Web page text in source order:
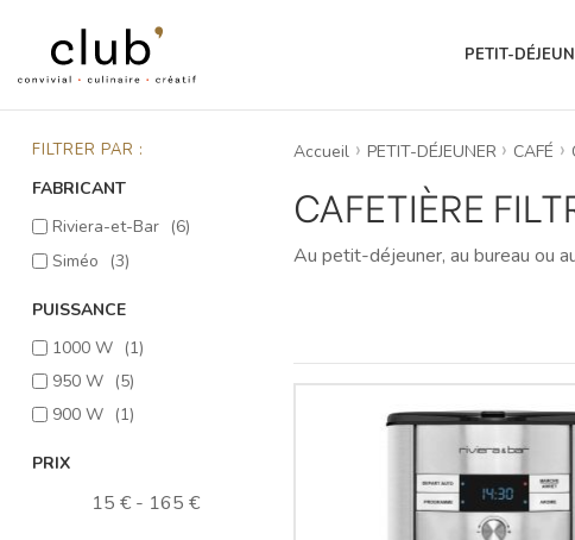
PETIT-
FILTRER PAR :
FABRICANT
Riviera-et-Bar (6)
Siméo
(3)
PUISSANCE
1000 W (1)
950 W (5)
900 W (1)
PRIX
15 € - 165 €
Accueil PETIT-DÉJEUNER CAFÉ
CAFETIÈRE
Au petit-déjeuner, au bureau ou